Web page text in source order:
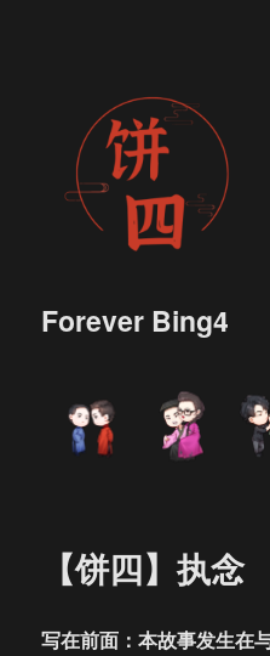
Forever Bing4
【饼四】执念
写在前面：本故事发生在